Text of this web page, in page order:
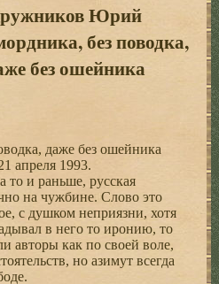
Юрий
без поводка,
без ошейника
даже без ошейника
апреля 1993.
то и раньше, русская
на чужбине. Слово это
с душком неприязни, хотя
в него то иронию, то
авторы как по своей воле,
но азимут всегда